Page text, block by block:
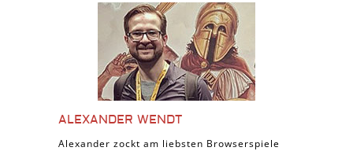
ALEXANDER WENDT
Alexander zockt am liebsten Browserspiele